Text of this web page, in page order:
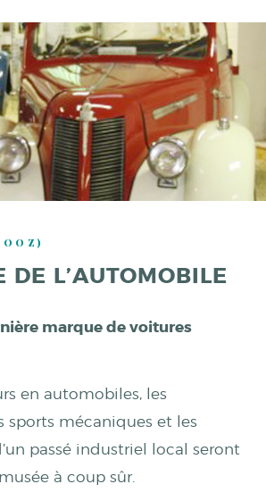
DE L’AUTOMOBILE
marque de voitures
en automobiles, les
sports mécaniques et les
passé industriel local seront
à coup sûr.